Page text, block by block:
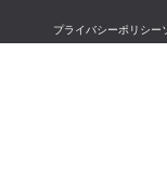
プライバシーポリシー